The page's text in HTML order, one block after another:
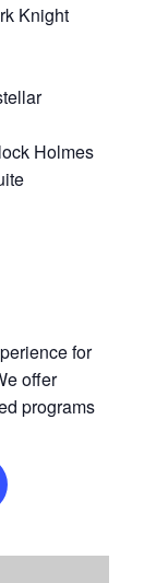
Knight
Holmes
for
offer
programs